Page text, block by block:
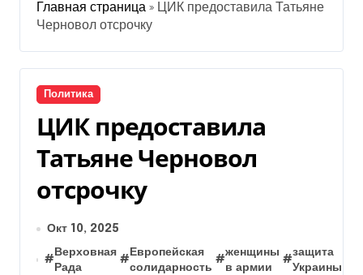
Главная страница » ЦИК предоставила Татьяне
Черновол отсрочку
Политика
ЦИК предоставила
Татьяне Черновол
отсрочку
Окт 10, 2025
#
Верховная
Рада
#
Европейская
солидарность
#
женщины
в армии
#
защита
Украины